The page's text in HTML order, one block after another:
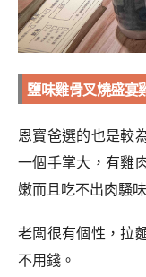
鹽味雞骨叉燒盛宴
恩寶爸選的也是較
一個手掌大，有雞
嫩而且吃不出肉騷味
老闆很有個性，拉
不用錢。